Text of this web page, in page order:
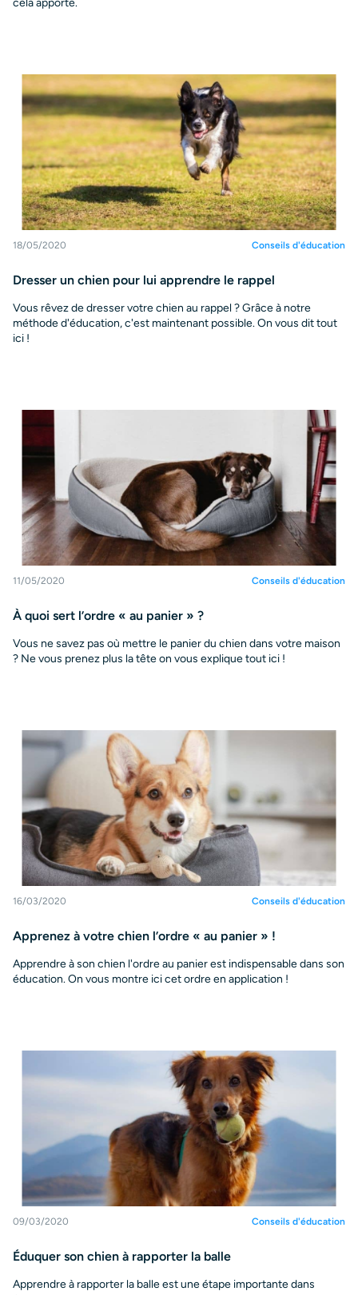
cela apporte.
18/05/2020 Conseils d'éducation
Dresser un chien pour lui apprendre le rappel
Vous rêvez de dresser votre chien au rappel ? Grâce à notre
méthode d'éducation, c'est maintenant possible. On vous dit tout
ici !
11/05/2020 Conseils d'éducation
À quoi sert l’ordre « au panier » ?
Vous ne savez pas où mettre le panier du chien dans votre maison
? Ne vous prenez plus la tête on vous explique tout ici !
16/03/2020 Conseils d'éducation
Apprenez à votre chien l’ordre « au panier » !
Apprendre à son chien l'ordre au panier est indispensable dans son
éducation. On vous montre ici cet ordre en application !
09/03/2020 Conseils d'éducation
Éduquer son chien à rapporter la balle
Apprendre à rapporter la balle est une étape importante dans